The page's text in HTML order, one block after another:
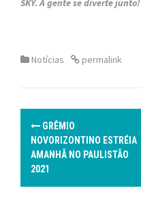
SKY. A gente se diverte junto!
Notícias permalink
P
GRÊMIO
NOVORIZONTINO ESTRÉIA
AMANHÃ NO PAULISTÃO
2021